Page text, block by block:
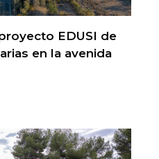
EDUSI de
en la avenida